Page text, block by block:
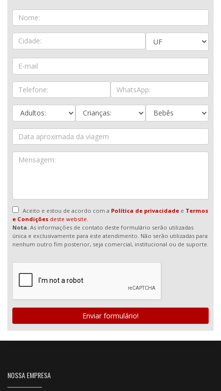
Aceito e estou de acordo com a Política de privacidadee Termos
e Condições deste website.
Nota. As informações de contato deste formulário serão utilizadas
única e exclusivamente para este atendimento. Não serão utilizadas para
nenhum outro fim posterior, seja comercial, institucional ou de suporte.
Enviar formulário!
NOSSA EMPRESA